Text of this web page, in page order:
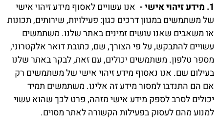
1. מידע זיהוי אישי -
אנו עשויים לאסוף מידע זיהוי אישי
של משתמשים במגוון דרכים כגון: פעילויות, שירותים, תכונות
או משאבים שאנו עושים זמינים באתר שלנו. משתמשים
עשויים להתבקש, על פי הצורך, שם, כתובת דואר אלקטרוני,
מספר טלפון. משתמשים יכולים, עם זאת, לבקר באתר שלנו
בעילום שם. אנו נאסוף מידע זיהוי אישי של משתמשים רק
אם הם התנדבו למסור מידע זה אלינו. משתמשים תמיד
יכולים לסרב לספק מידע אישי מזהה, פרט לכך שהוא עשוי
למנוע מהם לעסוק בפעילות הקשורה לאתר מסוים.